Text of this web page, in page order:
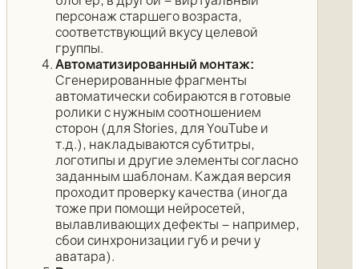
персонаж старшего возраста,
соответствующий вкусу целевой
группы.
Автоматизированный монтаж:
Сгенерированные фрагменты
автоматически собираются в готовые
ролики с нужным соотношением
сторон (для Stories, для YouTube и
т.д.), накладываются субтитры,
логотипы и другие элементы согласно
заданным шаблонам. Каждая версия
проходит проверку качества (иногда
тоже при помощи нейросетей,
вылавливающих дефекты – например,
сбои синхронизации губ и речи у
аватара).